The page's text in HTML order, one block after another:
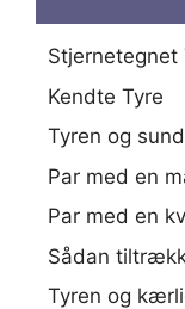
Stjernetegnet
Kendte Tyre
Tyren og
Par med en
Par med en
Sådan
Tyren og